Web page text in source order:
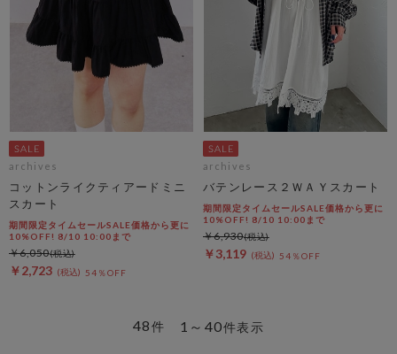
archives
コットンライクティアードミニ
スカート
期間限定タイムセールSALE価格から更に
10%OFF! 8/10 10:00まで
￥2,723 54％OFF
￥6,050
archives
バテンレース２ＷＡＹスカート
期間限定タイムセールSALE価格から更に
10%OFF! 8/10 10:00まで
￥3,119 54％OFF
￥6,930
1～40件表示
48件